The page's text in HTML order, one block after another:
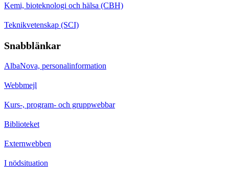
Kemi, bioteknologi och hälsa (CBH)
Teknikvetenskap (SCI)
Snabblänkar
AlbaNova, personalinformation
Webbmejl
Kurs-, program- och gruppwebbar
Biblioteket
Externwebben
I nödsituation